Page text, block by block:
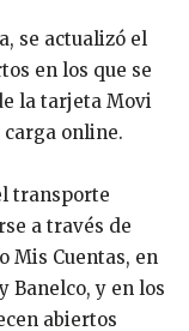
se actualizó el
en los que se
la tarjeta Movi
online.
transporte
a través de
Mis Cuentas, en
Banelco, y en los
abiertos